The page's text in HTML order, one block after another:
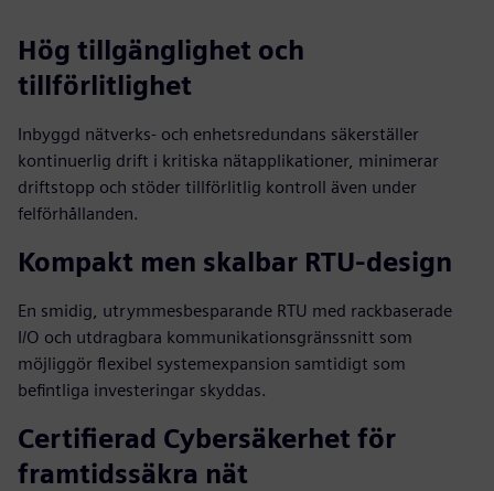
Hög tillgänglighet och
tillförlitlighet
Inbyggd nätverks- och enhetsredundans säkerställer
kontinuerlig drift i kritiska nätapplikationer, minimerar
driftstopp och stöder tillförlitlig kontroll även under
felförhållanden.
Kompakt men skalbar RTU-design
En smidig, utrymmesbesparande RTU med rackbaserade
I/O och utdragbara kommunikationsgränssnitt som
möjliggör flexibel systemexpansion samtidigt som
befintliga investeringar skyddas.
Certifierad Cybersäkerhet för
framtidssäkra nät